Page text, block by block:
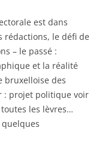
est dans
rédactions, le défi de
– le passé :
et la réalité
bruxelloise des
: projet politique voir
les lèvres…